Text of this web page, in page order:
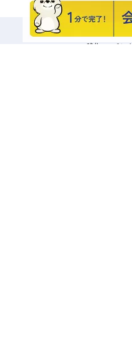
移住マッチン